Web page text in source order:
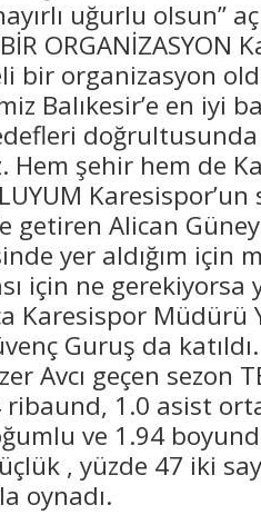
uğurlu olsun”
ORGANİZASYON
bir organizasyon
Balıkesir’e en iyi
Hem şehir hem de
getiren Alican
yer aldığım için
için ne gerekiyorsa
Karesispor Müdürü
Guruş da
Avcı geçen sezon
ribaund, 1.0 asist
ve 1.94
, yüzde 47 iki
oynadı.